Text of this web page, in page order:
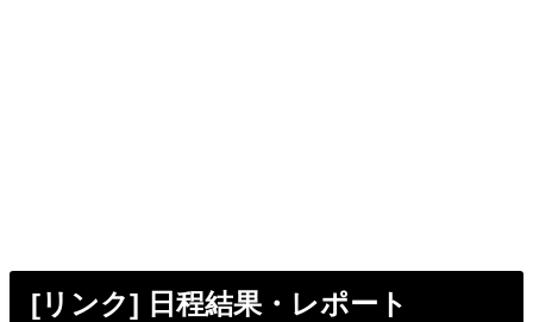
[リンク] 日程結果・レポート